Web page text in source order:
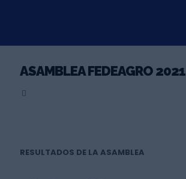
ASAMBLEA FEDEAGRO 2021
RESULTADOS DE LA ASAMBLEA